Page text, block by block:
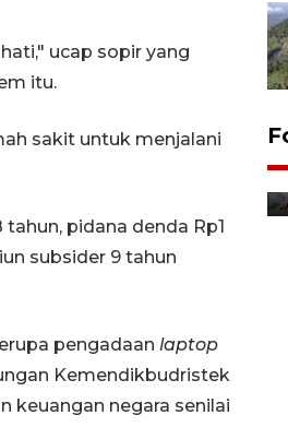
ucap sopir yang
itu.
sakit untuk menjalani
pidana denda Rp1
subsider 9 tahun
pengadaan laptop
Kemendikbudristek
keuangan negara senilai
belajar anak
desa terpencil
11:37